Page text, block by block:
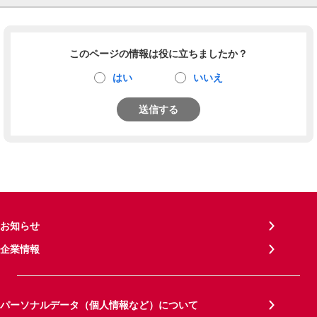
このページの情報は役に立ちましたか？
はい いいえ
送信する
お知らせ
企業情報
パーソナルデータ（個人情報など）について